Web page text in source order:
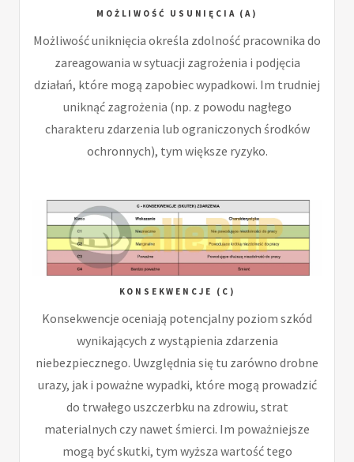
MOŻLIWOŚĆ USUNIĘCIA (A)
Możliwość uniknięcia określa zdolność pracownika do
zareagowania w sytuacji zagrożenia i podjęcia
działań, które mogą zapobiec wypadkowi. Im trudniej
uniknąć zagrożenia (np. z powodu nagłego
charakteru zdarzenia lub ograniczonych środków
ochronnych), tym większe ryzyko.
KONSEKWENCJE (C)
Konsekwencje oceniają potencjalny poziom szkód
wynikających z wystąpienia zdarzenia
niebezpiecznego. Uwzględnia się tu zarówno drobne
urazy, jak i poważne wypadki, które mogą prowadzić
do trwałego uszczerbku na zdrowiu, strat
materialnych czy nawet śmierci. Im poważniejsze
mogą być skutki, tym wyższa wartość tego